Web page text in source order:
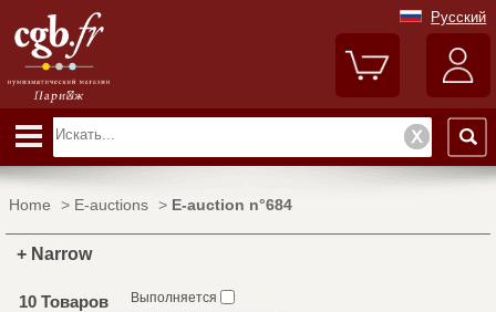
Русский
Home > E-auctions > E-auction n°684
+ Narrow
10 Товаров Выполняется